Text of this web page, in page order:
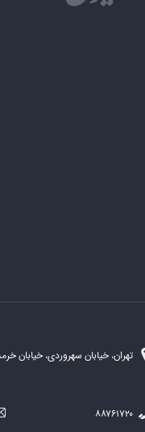
تهران، خیابان سهروردی، خیابان